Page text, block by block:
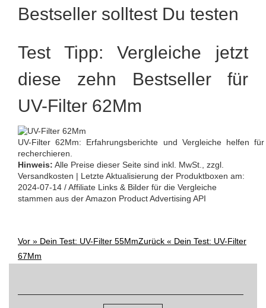
Bestseller solltest Du testen
Test Tipp: Vergleiche jetzt
diese zehn Bestseller für
UV-Filter 62Mm
UV-Filter 62Mm: Erfahrungsberichte und Vergleiche helfen
recherchieren.
Hinweis: Alle Preise dieser Seite sind inkl. MwSt., zzgl.
Versandkosten | Letzte Aktualisierung der Produktboxen am:
2024-07-14 / Affiliate Links & Bilder für die Vergleiche
stammen aus der Amazon Product Advertising API
Post
Vor » Dein Test: UV-Filter 55MmZurück « Dein Test: UV-Filter
67Mm